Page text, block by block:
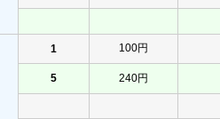
1 100円
5 240円